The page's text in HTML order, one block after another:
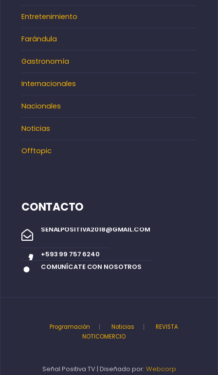
Entretenimiento
Farándula
Gastronomía
Internacionales
Nacionales
Noticias
Offtopic
CONTACTO
SENALPOSITIVA2018@GMAIL.COM
+593 99 757 6240
COMUNÍCATE CON NOSOTROS
Programación Noticias
REVISTA
NOTICOMERCIO
Señal Positiva TV | Diseñado por: Webcorp